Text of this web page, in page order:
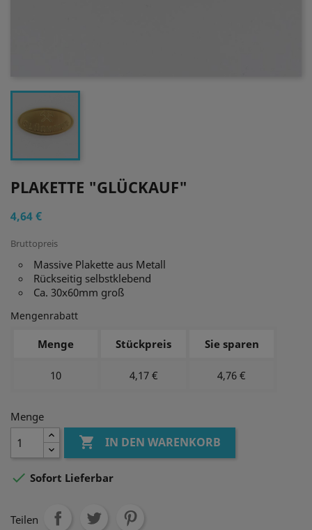
PLAKETTE "GLÜCKAUF"
4,64 €
Bruttopreis
Massive Plakette aus Metall
Rückseitig selbstklebend
Ca. 30x60mm groß
Mengenrabatt
Menge Stückpreis Sie sparen
10 4,17 € 4,76 €
Menge
 IN DEN WARENKORB
 Sofort Lieferbar
Teilen